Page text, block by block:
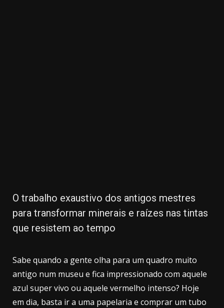
O trabalho exaustivo dos antigos mestres
para transformar minerais e raízes nas tintas
que resistem ao tempo
Sabe quando a gente olha para um quadro muito
antigo num museu e fica impressionado com aquele
azul super vivo ou aquele vermelho intenso? Hoje
em dia, basta ir a uma papelaria e comprar um tubo